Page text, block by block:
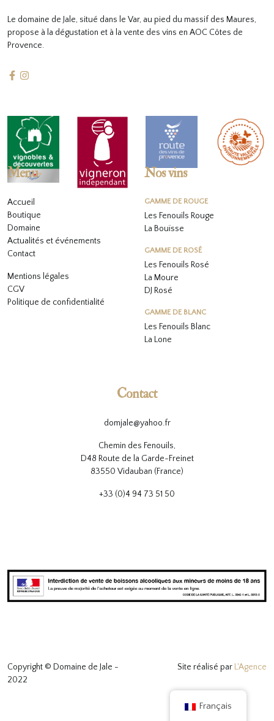
Le domaine de Jale, situé dans le Var, au pied du massif des Maures,
propose à la dégustation et à la vente des vins en AOC Côtes de
Provence.
Menu
Accueil
Boutique
Domaine
Actualités et événements
Contact
Mentions légales
CGV
Politique de confidentialité
Nos vins
GAMME DE ROUGE
Les Fenouils Rouge
La Bouïsse
GAMME DE ROSÉ
Les Fenouils Rosé
La Moure
DJ Rosé
GAMME DE BLANC
Les Fenouils Blanc
La Lone
Contact
domjale@yahoo.fr
Chemin des Fenouils,
D48 Route de la Garde-Freinet
83550 Vidauban (France)
+33 (0)4 94 73 51 50
Copyright © Domaine de Jale -
2022
Site réalisé par L'Agence
Français